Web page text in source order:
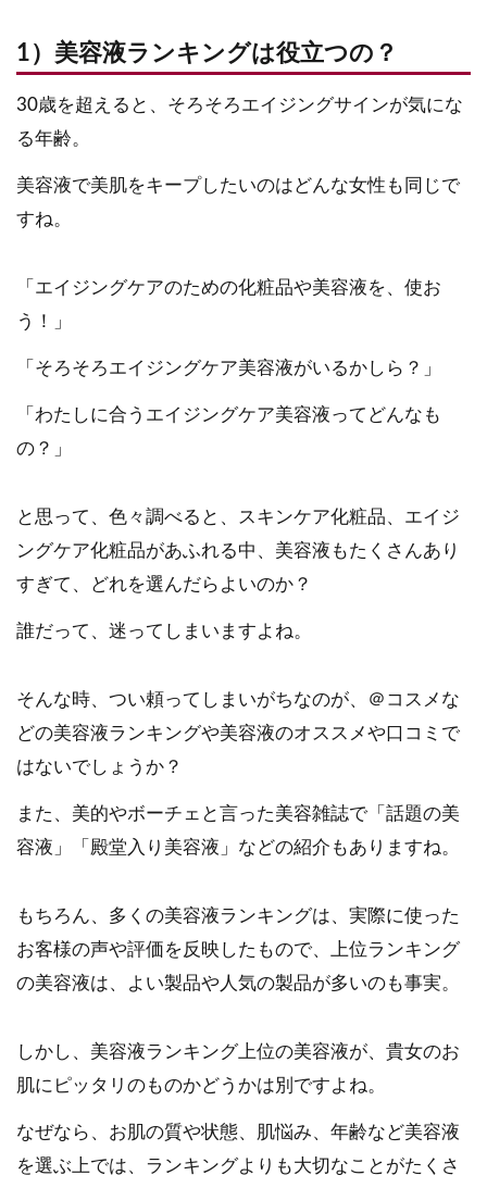
1）美容液ランキングは役立つの？
30歳を超えると、そろそろエイジングサインが気にな
る年齢。
美容液で美肌をキープしたいのはどんな女性も同じで
すね。
「エイジングケアのための化粧品や美容液を、使お
う！」
「そろそろエイジングケア美容液がいるかしら？」
「わたしに合うエイジングケア美容液ってどんなも
の？」
と思って、色々調べると、スキンケア化粧品、エイジ
ングケア化粧品があふれる中、美容液もたくさんあり
すぎて、どれを選んだらよいのか？
誰だって、迷ってしまいますよね。
そんな時、つい頼ってしまいがちなのが、＠コスメな
どの美容液ランキングや美容液のオススメや口コミで
はないでしょうか？
また、美的やボーチェと言った美容雑誌で「話題の美
容液」「殿堂入り美容液」などの紹介もありますね。
もちろん、多くの美容液ランキングは、実際に使った
お客様の声や評価を反映したもので、上位ランキング
の美容液は、よい製品や人気の製品が多いのも事実。
しかし、美容液ランキング上位の美容液が、貴女のお
肌にピッタリのものかどうかは別ですよね。
なぜなら、お肌の質や状態、肌悩み、年齢など美容液
を選ぶ上では、ランキングよりも大切なことがたくさ